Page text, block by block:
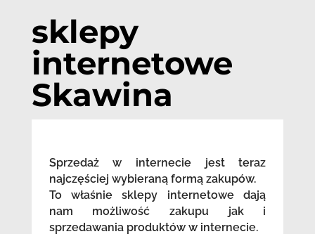
sklepy
internetowe
Skawina
Sprzedaż w internecie jest teraz
najczęściej wybieraną formą zakupów.
To właśnie sklepy internetowe dają
nam możliwość zakupu jak i
sprzedawania produktów w internecie.